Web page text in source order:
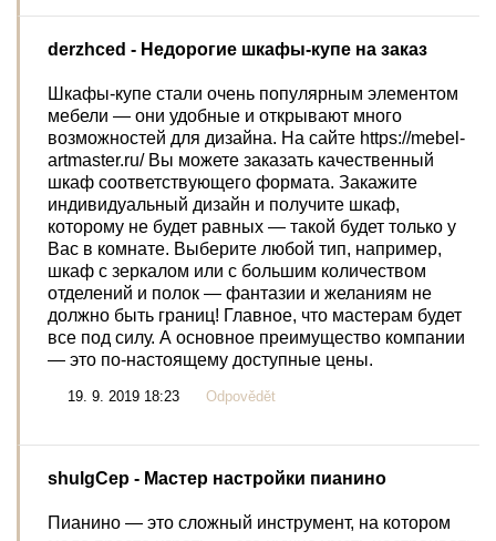
derzhced - Недорогие шкафы-купе на заказ
Шкафы-купе стали очень популярным элементом
мебели — они удобные и открывают много
возможностей для дизайна. На сайте https://mebel-
artmaster.ru/ Вы можете заказать качественный
шкаф соответствующего формата. Закажите
индивидуальный дизайн и получите шкаф,
которому не будет равных — такой будет только у
Вас в комнате. Выберите любой тип, например,
шкаф с зеркалом или с большим количеством
отделений и полок — фантазии и желаниям не
должно быть границ! Главное, что мастерам будет
все под силу. А основное преимущество компании
— это по-настоящему доступные цены.
19. 9. 2019 18:23 Odpovědět
shulgCep - Мастер настройки пианино
Пианино — это сложный инструмент, на котором